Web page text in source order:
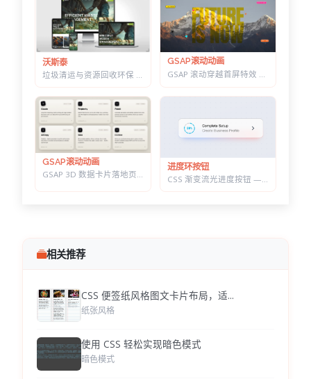
沃斯泰
垃圾清运与资源回收环保 HTML 建站模板 | 再生利用/安全处置/环卫服务商官网
GSAP滚动动画
GSAP滚动动画
GSAP 3D 数据卡片落地页 — 滚动分屏动画与鼠标跟随倾斜布局效果
进度环按钮
CSS 渐变流光进度按钮 — 底部光晕描边，悬停自动涨进度
相关推荐
CSS 便签纸风格图文卡片布局，适...
纸张风格
使用 CSS 轻松实现暗色模式
暗色模式